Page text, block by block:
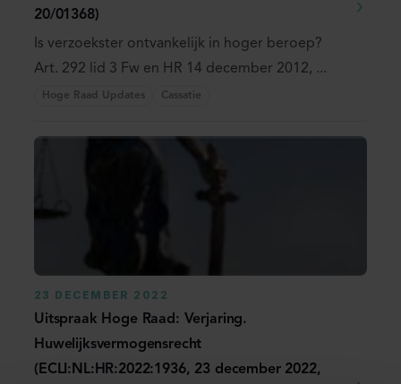
20/01368)
Is verzoekster ontvankelijk in hoger beroep?
Art. 292 lid 3 Fw en HR 14 december 2012, ...
Hoge Raad Updates Cassatie
23 DECEMBER 2022
Uitspraak Hoge Raad: Verjaring.
Huwelijksvermogensrecht
(ECLI:NL:HR:2022:1936, 23 december 2022,